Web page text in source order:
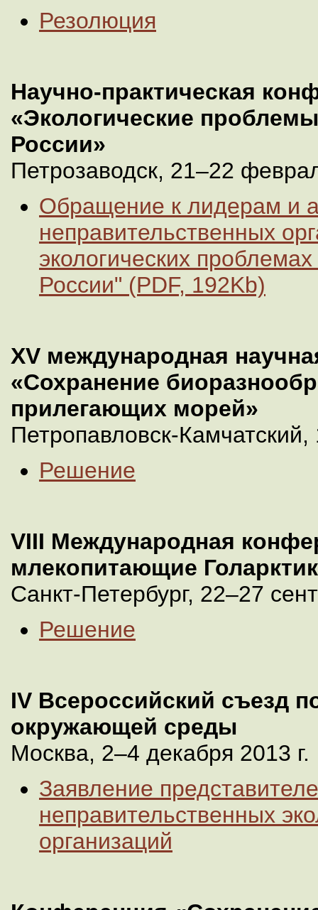
Резолюция
Научно-практическая
«Экологические
России»
Петрозаводск, 21–22
Обращение к лидерам и
неправительственных
экологических
России" (PDF, 192Kb)
ХV международная
«Сохранение
прилегающих морей»
Петропавловск-
Решение
VIII Международная
млекопитающие
Санкт-Петербург, 22–27
Решение
IV Всероссийский съезд
окружающей среды
Москва, 2–4 декабря 2013 г.
Заявление
неправительственных
организаций